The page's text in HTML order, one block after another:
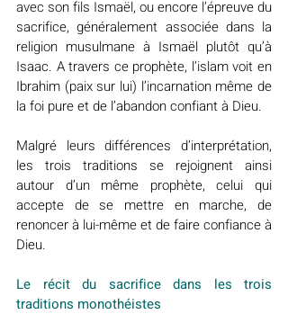
avec son fils Ismaël, ou encore l’épreuve du
sacrifice, généralement associée dans la
religion musulmane à Ismaël plutôt qu’à
Isaac. A travers ce prophète, l’islam voit en
Ibrahim (paix sur lui) l’incarnation même de
la foi pure et de l’abandon confiant à Dieu.
Malgré leurs différences d’interprétation,
les trois traditions se rejoignent ainsi
autour d’un même prophète, celui qui
accepte de se mettre en marche, de
renoncer à lui-même et de faire confiance à
Dieu.
Le récit du sacrifice dans les trois
traditions monothéistes